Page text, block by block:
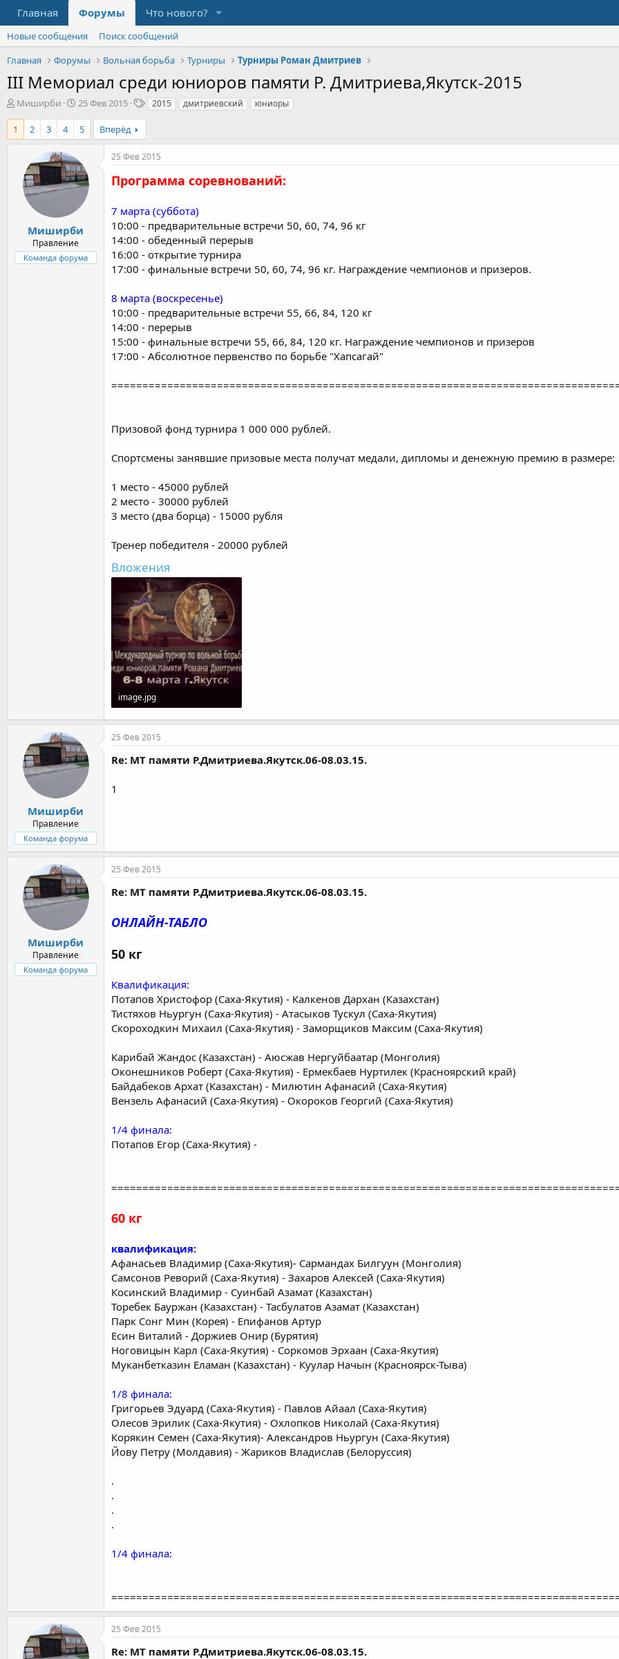
Главная Форумы Что нового?
Новые сообщения
Поиск сообщений
Главная
Форумы Вольная борьба Турниры Турниры Роман Дмитриев
III Мемориал среди юниоров памяти Р. Дмитриева,Якутск-2015
А
т
о
Миширби
Д
т
а
а
ч
а
л
25 Фев 2015
Т2015 дмитриевский юниоры
1 2 3 4 5 Вперёд
Миширби
Правление
Команда форума
25 Фев 2015
Программа соревнований:
7 марта (суббота)
10:00 - предварительные встречи 50, 60, 74, 96 кг
14:00 - обеденный перерыв
16:00 - открытие турнира
17:00 - финальные встречи 50, 60, 74, 96 кг. Награждение чемпионов и призеров.
8 марта (воскресенье)
10:00 - предварительные встречи 55, 66, 84, 120 кг
14:00 - перерыв
15:00 - финальные встречи 55, 66, 84, 120 кг. Награждение чемпионов и призеров
17:00 - Абсолютное первенство по борьбе "Хапсагай"
Призовой фонд турнира 1 000 000 рублей.
Спортсмены занявшие призовые места получат медали, дипломы и денежную премию в размере:
1 место - 45000 рублей
2 место - 30000 рублей
3 место (два борца) - 15000 рубля
Тренер победителя - 20000 рублей
Вложения
image.jpg
79,8 KB · Просмотры: 1.401
Миширби
Правление
Команда форума
25 Фев 2015
Re: МТ памяти Р.Дмитриева.Якутск.06-08.03.15.
1
Миширби
Правление
Команда форума
25 Фев 2015
Re: МТ памяти Р.Дмитриева.Якутск.06-08.03.15.
ОНЛАЙН-ТАБЛО
50 кг
Квалификация:
Потапов Христофор (Саха-Якутия) - Калкенов Дархан (Казахстан)
Тистяхов Ньургун (Саха-Якутия) - Атасыков Тускул (Саха-Якутия)
Скороходкин Михаил (Саха-Якутия) - Заморщиков Максим (Саха-Якутия)
Карибай Жандос (Казахстан) - Аюсжав Нергуйбаатар (Монголия)
Оконешников Роберт (Саха-Якутия) - Ермекбаев Нуртилек (Красноярский край)
Байдабеков Архат (Казахстан) - Милютин Афанасий (Саха-Якутия)
Вензель Афанасий (Саха-Якутия) - Окороков Георгий (Саха-Якутия)
1/4 финала:
Потапов Егор (Саха-Якутия) -
60 кг
квалификация:
Афанасьев Владимир (Саха-Якутия)- Сармандах Билгуун (Монголия)
Самсонов Реворий (Саха-Якутия) - Захаров Алексей (Саха-Якутия)
Косинский Владимир - Суинбай Азамат (Казахстан)
Торебек Бауржан (Казахстан) - Тасбулатов Азамат (Казахстан)
Парк Сонг Мин (Корея) - Епифанов Артур
Есин Виталий - Доржиев Онир (Бурятия)
Ноговицын Карл (Саха-Якутия) - Соркомов Эрхаан (Саха-Якутия)
Муканбетказин Еламан (Казахстан) - Куулар Начын (Красноярск-Тыва)
1/8 финала:
Григорьев Эдуард (Саха-Якутия) - Павлов Айаал (Саха-Якутия)
Олесов Эрилик (Саха-Якутия) - Охлопков Николай (Саха-Якутия)
Корякин Семен (Саха-Якутия)- Александров Ньургун (Саха-Якутия)
Йову Петру (Молдавия) - Жариков Владислав (Белоруссия)
.
.
.
.
1/4 финала:
25 Фев 2015
Re: МТ памяти Р.Дмитриева.Якутск.06-08.03.15.